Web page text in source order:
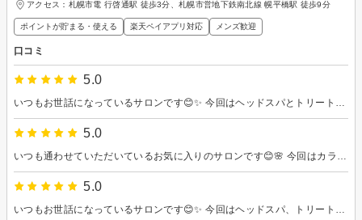
アクセス：札幌市電 行啓通駅 徒歩3分、札幌市営地下鉄南北線 幌平橋駅 徒歩9分
ポイントが貯まる・使える 楽天ペイアプリ対応 メンズ歓迎
口コミ
5.0
5.0
5.0